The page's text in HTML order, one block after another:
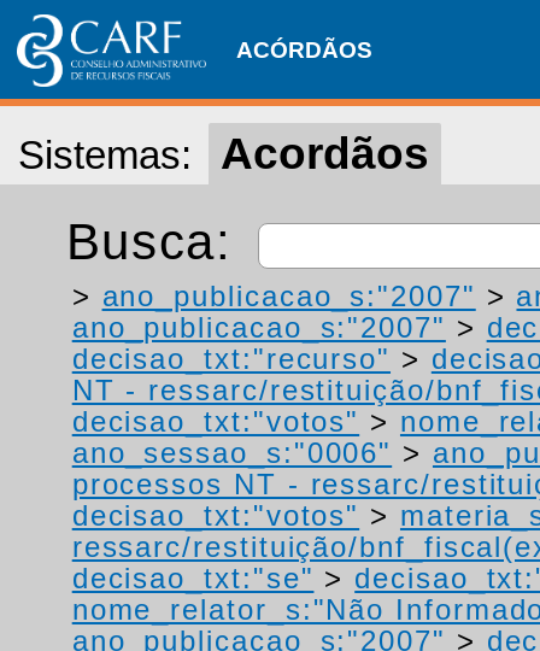
ACÓRDÃOS
Sistemas: Acordãos
Busca:
> ano_publicacao_s:"2007" >
ano_publicacao_s:"2007" >
decisao_txt:"recurso" >
NT - ressarc/restituição/
decisao_txt:"votos" >
ano_sessao_s:"0006" >
processos NT - ressarc/
decisao_txt:"votos" >
ressarc/restituição/
decisao_txt:"se" >
nome_relator_s:"Não
ano_publicacao_s:"2007" >